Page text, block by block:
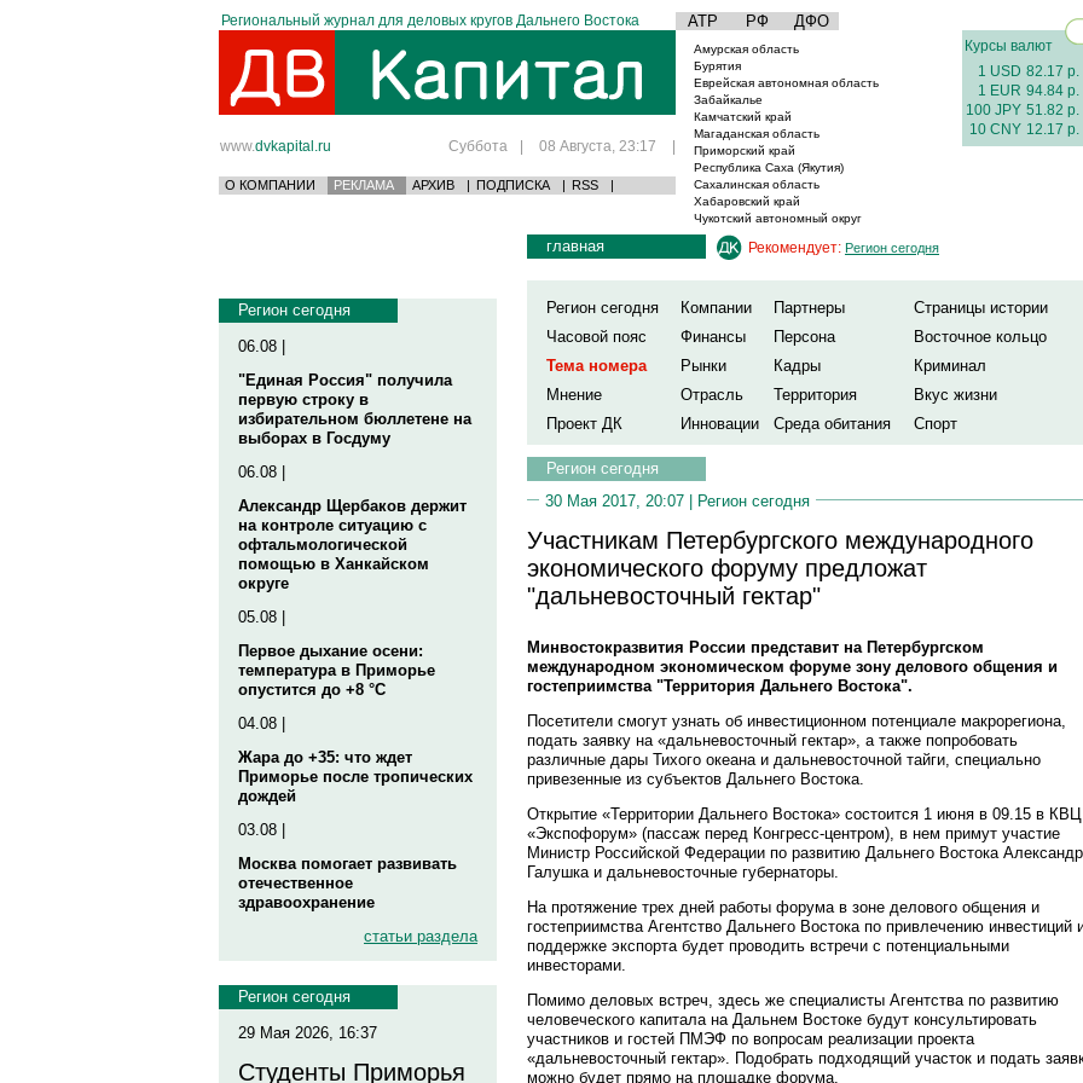
Региональный журнал для деловых кругов Дальнего Востока АТР РФ ДФО
www.dvkapital.ru Суббота | 08 Августа, 23:17 |
О КОМПАНИИ РЕКЛАМА АРХИВ | ПОДПИСКА | RSS |
Амурская область
Бурятия
Еврейская автономная область
Забайкалье
Камчатский край
Магаданская область
Приморский край
Республика Саха (Якутия)
Сахалинская область
Хабаровский край
Чукотский автономный округ
Курсы валют
1 USD 82.17 р.
1 EUR 94.84 р.
100 JPY 51.82 р.
10 CNY 12.17 р.
Регион сегодня
06.08 |
"Единая Россия" получила
первую строку в
избирательном бюллетене на
выборах в Госдуму
06.08 |
Александр Щербаков держит
на контроле ситуацию с
офтальмологической
помощью в Ханкайском
округе
05.08 |
Первое дыхание осени:
температура в Приморье
опустится до +8 °C
04.08 |
Жара до +35: что ждет
Приморье после тропических
дождей
03.08 |
Москва помогает развивать
отечественное
здравоохранение
статьи раздела
Регион сегодня
29 Мая 2026, 16:37
Студенты Приморья
главная Рекомендует: Регион сегодня
Регион сегодня Компании Партнеры
Страницы истории
Часовой пояс
Финансы Персона
Восточное кольцо
Тема номера
Рынки Кадры
Криминал
Мнение
Отрасль Территория
Вкус жизни
Проект ДК
Инновации Среда обитания Спорт
Регион сегодня
30 Мая 2017, 20:07 | Регион сегодня
Участникам Петербургского международного
экономического форуму предложат
"дальневосточный гектар"
Минвостокразвития России представит на Петербургском
международном экономическом форуме зону делового общения и
гостеприимства "Территория Дальнего Востока".
Посетители смогут узнать об инвестиционном потенциале макрорегиона,
подать заявку на «дальневосточный гектар», а также попробовать
различные дары Тихого океана и дальневосточной тайги, специально
привезенные из субъектов Дальнего Востока.
Открытие «Территории Дальнего Востока» состоится 1 июня в 09.15 в КВЦ
«Экспофорум» (пассаж перед Конгресс-центром), в нем примут участие
Министр Российской Федерации по развитию Дальнего Востока Александр
Галушка и дальневосточные губернаторы.
На протяжение трех дней работы форума в зоне делового общения и
гостеприимства Агентство Дальнего Востока по привлечению инвестиций
поддержке экспорта будет проводить встречи с потенциальными
инвесторами.
Помимо деловых встреч, здесь же специалисты Агентства по развитию
человеческого капитала на Дальнем Востоке будут консультировать
участников и гостей ПМЭФ по вопросам реализации проекта
«дальневосточный гектар». Подобрать подходящий участок и подать
можно будет прямо на площадке форума.